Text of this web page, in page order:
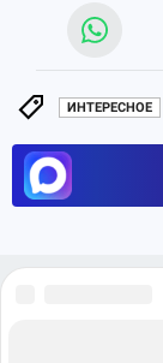
ИНТЕРЕСНОЕ